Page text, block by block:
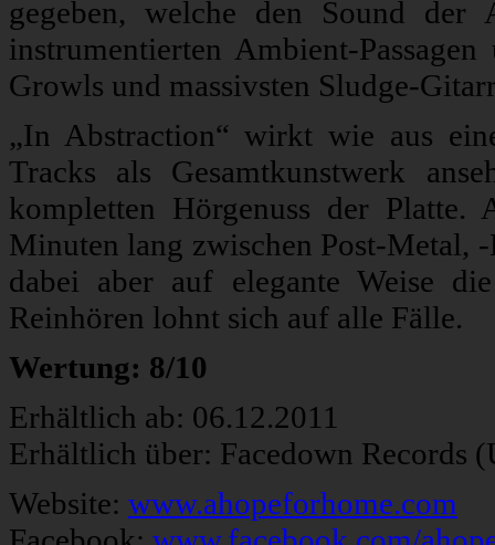
gegeben, welche den Sound der
instrumentierten Ambient-
Growls und massivsten Sludge-
„In Abstraction“ wirkt wie aus
Tracks als Gesamtkunstwerk
kompletten Hörgenuss der
Minuten lang zwischen Post-Metal,
dabei aber auf elegante Weise
Reinhören lohnt sich auf alle Fälle.
Wertung: 8/10
Erhältlich ab: 06.12.2011
Erhältlich über: Facedown Records
Website: www.ahopeforhome.com